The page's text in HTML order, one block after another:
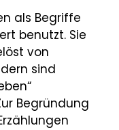
als Begriffe
benutzt. Sie
von
sind
Begründung